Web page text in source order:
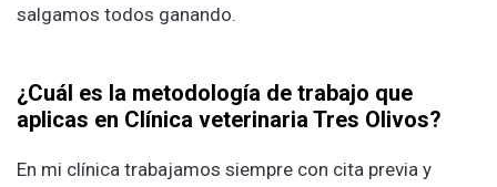
salgamos todos ganando.
¿Cuál es la metodología de trabajo que
aplicas en Clínica veterinaria Tres Olivos?
En mi clínica trabajamos siempre con cita previa y